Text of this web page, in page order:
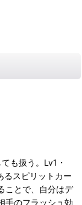
も扱う。Lv1・
るスピリットカー
ことで、自分はデ
手のフラッシュ効